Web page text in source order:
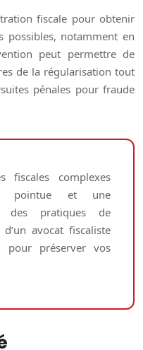
fiscale pour obtenir
possibles, notamment en
peut permettre de
de la régularisation tout
pénales pour fraude
fiscales complexes
pointue et une
des pratiques de
d’un avocat fiscaliste
pour préserver vos